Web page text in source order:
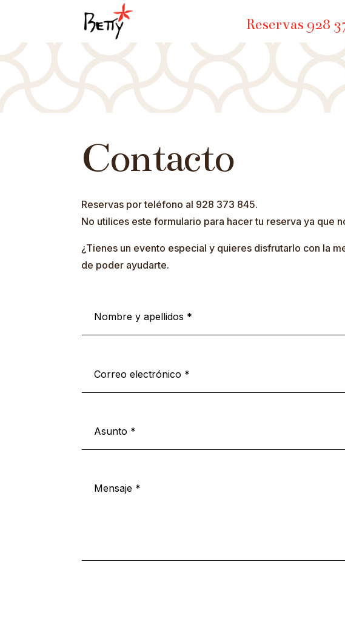
Reservas 928
Contacto
Reservas por teléfono al 928 373 845.
No utilices este formulario para hacer tu reserva ya que
¿Tienes un evento especial y quieres disfrutarlo con la
de poder ayudarte.